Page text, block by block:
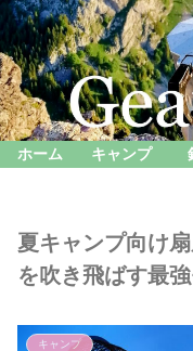
ホーム キャンプ
夏キャンプ向け
を吹き飛ばす最
キャンプ